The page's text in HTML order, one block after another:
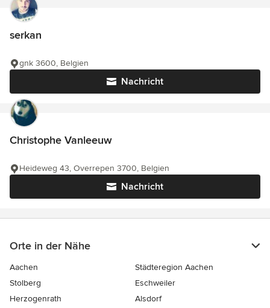
serkan
Nachricht
gnk 3600, Belgien
Christophe Vanleeuw
Nachricht
Heideweg 43, Overrepen 3700, Belgien
Orte in der Nähe
Aachen
Städteregion Aachen
Stolberg
Eschweiler
Herzogenrath
Alsdorf